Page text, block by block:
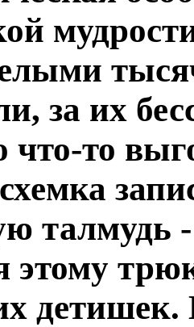
за их
что-то
талмудь
этому